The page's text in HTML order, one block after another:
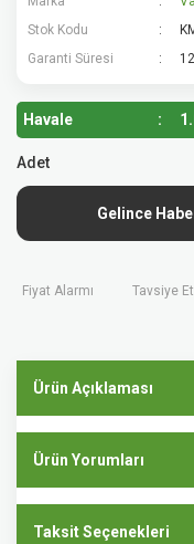
Stok Kodu
Garanti Süresi
Havale
Adet
Gelince
Fiyat Alarmı Tavsiye Et
Ürün Açıklaması
Ürün Yorumları
Taksit Seçenekleri